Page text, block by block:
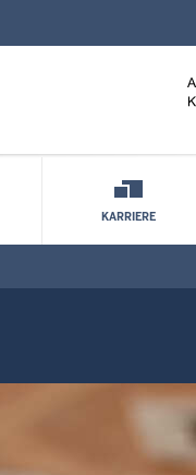
KARRIERE